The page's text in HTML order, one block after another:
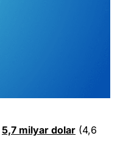
5,7 milyar dolar (4,6